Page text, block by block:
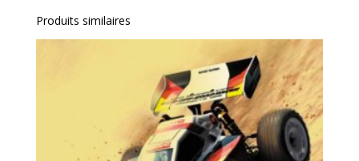
Produits similaires